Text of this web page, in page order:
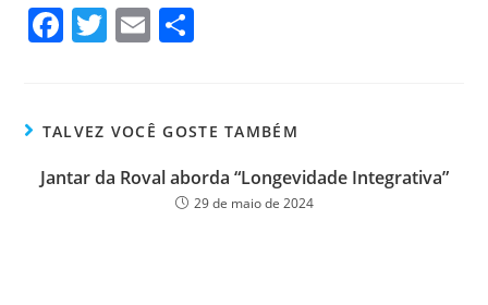
Fa
ok
T
er
E
TALVEZ VOCÊ GOSTE TAMBÉM
Jantar da Roval aborda “Longevidade Integrativa”
29 de maio de 2024